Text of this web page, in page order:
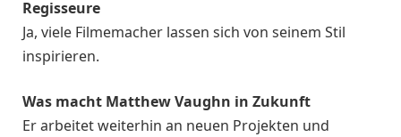
Regisseure
Ja, viele Filmemacher lassen sich von seinem Stil
inspirieren.
Was macht Matthew Vaughn in Zukunft
Er arbeitet weiterhin an neuen Projekten und